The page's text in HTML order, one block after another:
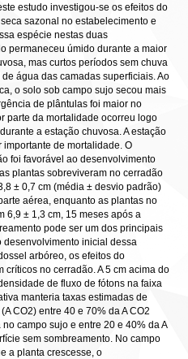
estudo investigou-se os efeitos do
sazonal no estabelecimento e
espécie nestas duas
permaneceu úmido durante a maior
mas curtos períodos sem chuva
água das camadas superficiais. Ao
o solo sob campo sujo secou mais
de plântulas foi maior no
parte da mortalidade ocorreu logo
a estação chuvosa. A estação
importante de mortalidade. O
foi favorável ao desenvolvimento
plantas sobreviveram no cerradão
± 0,7 cm (média ± desvio padrão)
aérea, enquanto as plantas no
6,9 ± 1,3 cm, 15 meses após a
pode ser um dos principais
desenvolvimento inicial dessa
arbóreo, os efeitos do
críticos no cerradão. A 5 cm acima do
de fluxo de fótons na faixa
manteria taxas estimadas de
CO2) entre 40 e 70% da A CO2
campo sujo e entre 20 e 40% da A
sem sombreamento. No campo
a planta crescesse, o